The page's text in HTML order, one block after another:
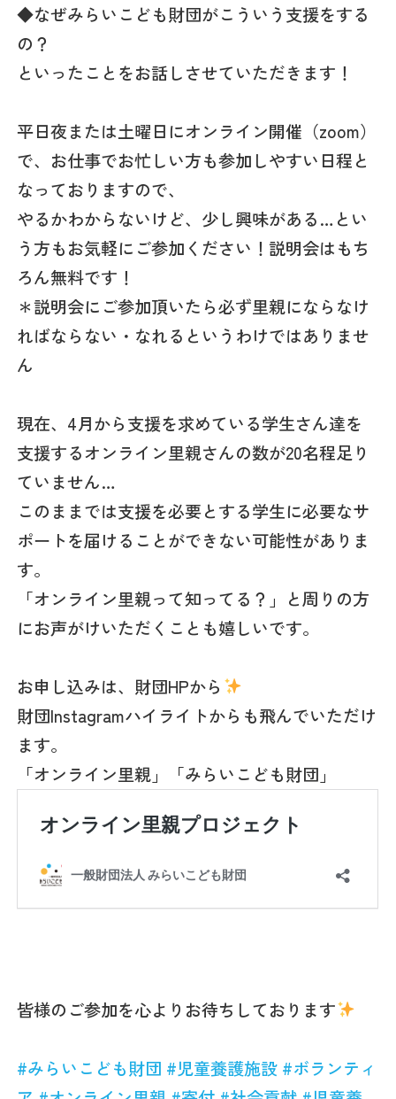
◆なぜみらいこども財団がこういう支援をする
の？
といったことをお話しさせていただきます！
平日夜または土曜日にオンライン開催（zoom）
で、お仕事でお忙しい方も参加しやすい日程と
なっておりますので、
やるかわからないけど、少し興味がある…とい
う方もお気軽にご参加ください！説明会はもち
ろん無料です！
＊説明会にご参加頂いたら必ず里親にならなけ
ればならない・なれるというわけではありませ
ん
現在、4月から支援を求めている学生さん達を
支援するオンライン里親さんの数が20名程足り
ていません…
このままでは支援を必要とする学生に必要なサ
ポートを届けることができない可能性がありま
す。
「オンライン里親って知ってる？」と周りの方
にお声がけいただくことも嬉しいです。
お申し込みは、財団HPから
財団Instagramハイライトからも飛んでいただけ
ます。
「オンライン里親」「みらいこども財団」
皆様のご参加を心よりお待ちしております
#みらいこども財団 #児童養護施設 #ボランティ